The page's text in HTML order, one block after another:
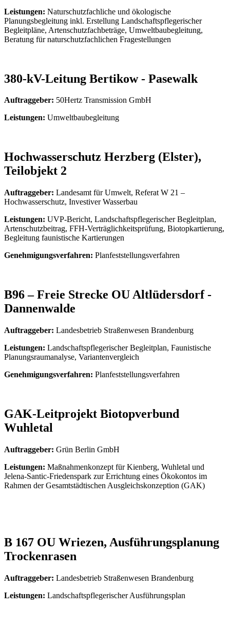
Leistungen: Naturschutzfachliche und ökologische
Planungsbegleitung inkl. Erstellung Landschaftspflegerischer
Begleitpläne, Artenschutzfachbeträge, Umweltbaubegleitung,
Beratung für naturschutzfachlichen Fragestellungen
380-kV-Leitung Bertikow - Pasewalk
Auftraggeber: 50Hertz Transmission GmbH
Leistungen: Umweltbaubegleitung
Hochwasserschutz Herzberg (Elster),
Teilobjekt 2
Auftraggeber: Landesamt für Umwelt, Referat W 21 –
Hochwasserschutz, Investiver Wasserbau
Leistungen: UVP-Bericht, Landschaftspflegerischer Begleitplan,
Artenschutzbeitrag, FFH-Verträglichkeitsprüfung, Biotopkartierung,
Begleitung faunistische Kartierungen
Genehmigungsverfahren: Planfeststellungsverfahren
B96 – Freie Strecke OU Altlüdersdorf -
Dannenwalde
Auftraggeber: Landesbetrieb Straßenwesen Brandenburg
Leistungen: Landschaftspflegerischer Begleitplan, Faunistische
Planungsraumanalyse, Variantenvergleich
Genehmigungsverfahren: Planfeststellungsverfahren
GAK-Leitprojekt Biotopverbund
Wuhletal
Auftraggeber: Grün Berlin GmbH
Leistungen: Maßnahmenkonzept für Kienberg, Wuhletal und
Jelena-Santic-Friedenspark zur Errichtung eines Ökokontos im
Rahmen der Gesamtstädtischen Ausgleichskonzeption (GAK)
B 167 OU Wriezen, Ausführungsplanung
Trockenrasen
Auftraggeber: Landesbetrieb Straßenwesen Brandenburg
Leistungen: Landschaftspflegerischer Ausführungsplan